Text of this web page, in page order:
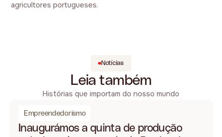
agricultores portugueses.
Notícias
Leia também
Histórias que importam do nosso mundo
Empreendedorismo
Inaugurámos a quinta de produção